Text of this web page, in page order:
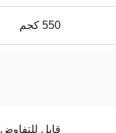
550 كجم
قابل للتفاوض